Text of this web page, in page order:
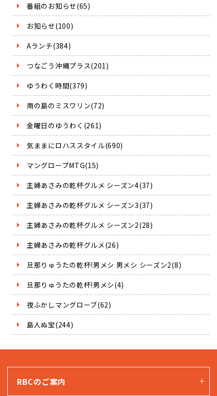
番組のお知らせ(65)
お知らせ(100)
Aランチ(384)
つなごう沖縄プラス(201)
ゆうわく時間(379)
南の島のミスワリン(72)
金曜日のゆうわく(261)
気ままにロハススタイル(690)
マングローブMTG(15)
主婦あさみの乾杯グルメ シーズン4(37)
主婦あさみの乾杯グルメ シーズン3(37)
主婦あさみの乾杯グルメ シーズン2(28)
主婦あさみの乾杯グルメ(26)
旦那りゅうたの乾杯!男メシ 男メシ シーズン2(8)
旦那りゅうたの乾杯!男メシ(4)
夜ふかしマングローブ(62)
島人ぬ宝(244)
RBCのご案内